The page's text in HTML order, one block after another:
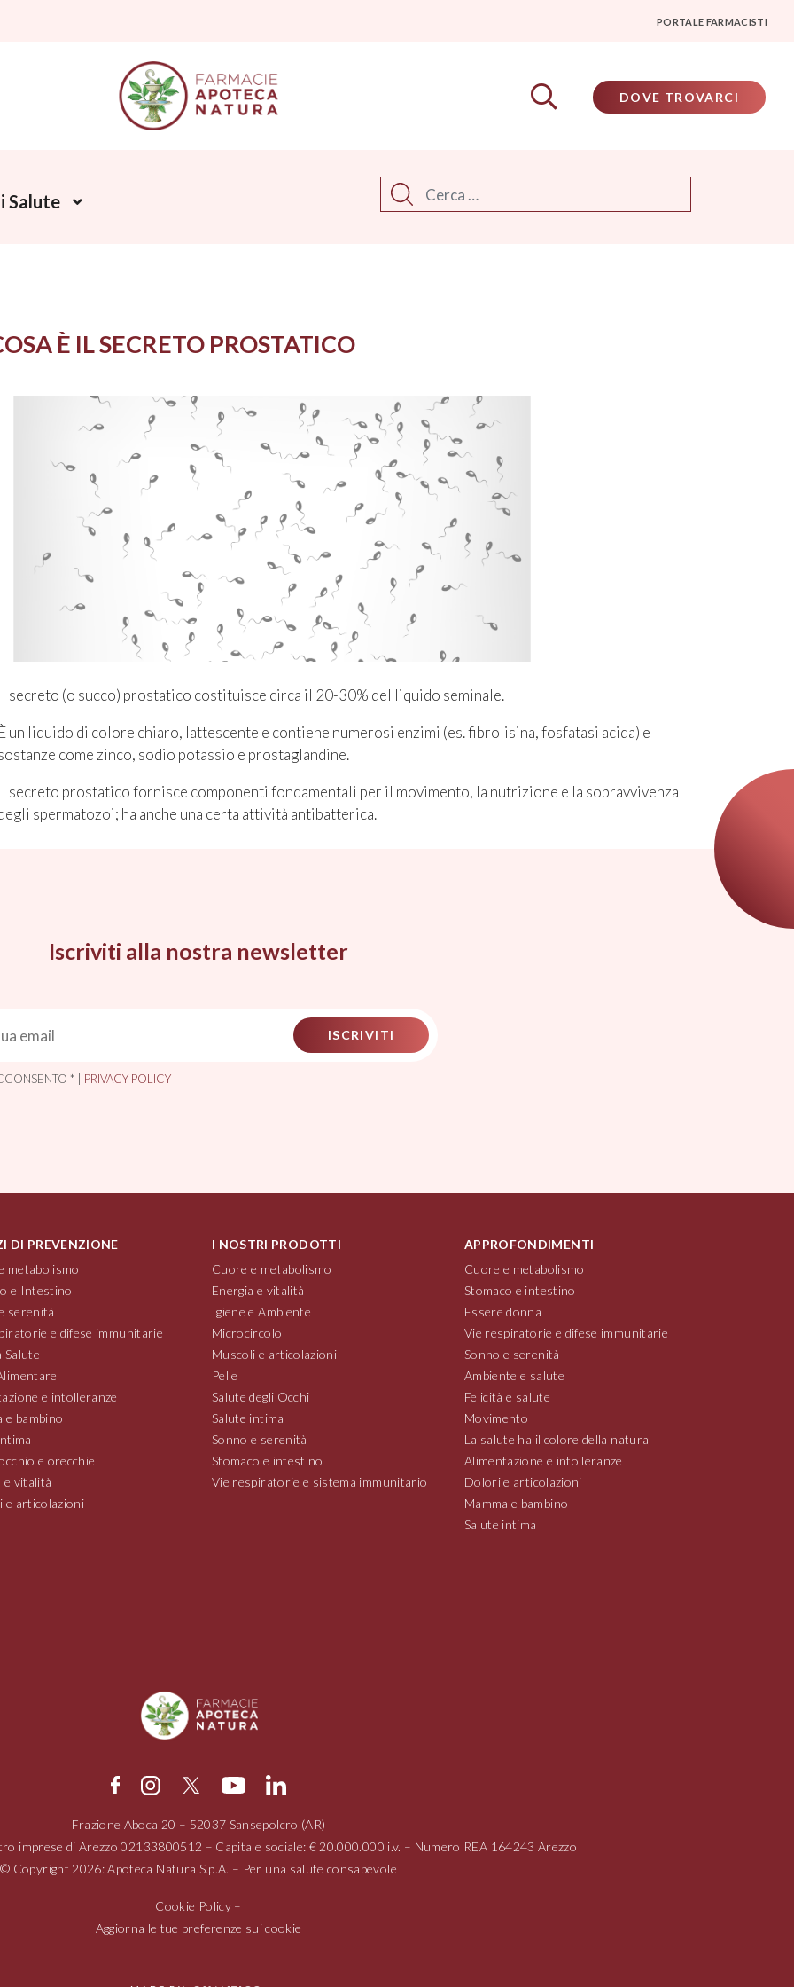
PORTALE FARMACISTI
DOVE TROVARCI
Salute
Cerca
È IL SECRETO PROSTATICO
Il secreto (o succo) prostatico costituisce circa il 20-30% del liquido seminale.
È un liquido di colore chiaro, lattescente e contiene numerosi enzimi (es. fibrolisina, fosfatasi acida) e
come zinco, sodio potassio e prostaglandine.
Il secreto prostatico fornisce componenti fondamentali per il movimento, la nutrizione e la sopravvivenza
spermatozoi; ha anche una certa attività antibatterica.
Iscriviti alla nostra newsletter
ISCRIVITI
* | PRIVACY POLICY
DI PREVENZIONE
metabolismo
e Intestino
serenità
e difese immunitarie
Salute
e intolleranze
e bambino
e orecchie
e vitalità
e articolazioni
I NOSTRI PRODOTTI
Cuore e metabolismo
Energia e vitalità
Igiene e Ambiente
Microcircolo
Muscoli e articolazioni
Pelle
Salute degli Occhi
Salute intima
Sonno e serenità
Stomaco e intestino
Vie respiratorie e sistema immunitario
APPROFONDIMENTI
Cuore e metabolismo
Stomaco e intestino
Essere donna
Vie respiratorie e difese immunitarie
Sonno e serenità
Ambiente e salute
Felicità e salute
Movimento
La salute ha il colore della natura
Alimentazione e intolleranze
Dolori e articolazioni
Mamma e bambino
Salute intima
Frazione Aboca 20 – 52037 Sansepolcro (AR)
imprese di Arezzo02133800512 – Capitale sociale: € 20.000.000 i.v. – Numero REA 164243 Arezzo
© Copyright 2026: Apoteca Natura S.p.A. – Per una salute consapevole
Cookie Policy–
Aggiorna le tue preferenze sui cookie